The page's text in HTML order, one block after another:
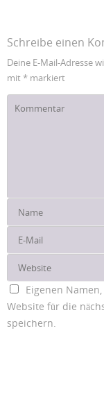
Schreibe einen
Deine E-Mail-Adresse
mit* markiert
Eigenen
Website für die
speichern.